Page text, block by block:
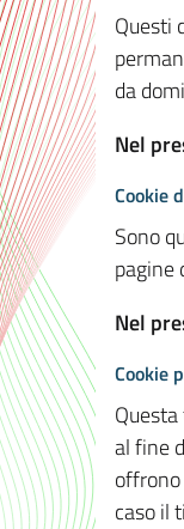
Questi
da
Nel
Cookie
Sono
pagine
Nel
Cookie
al fine
caso il